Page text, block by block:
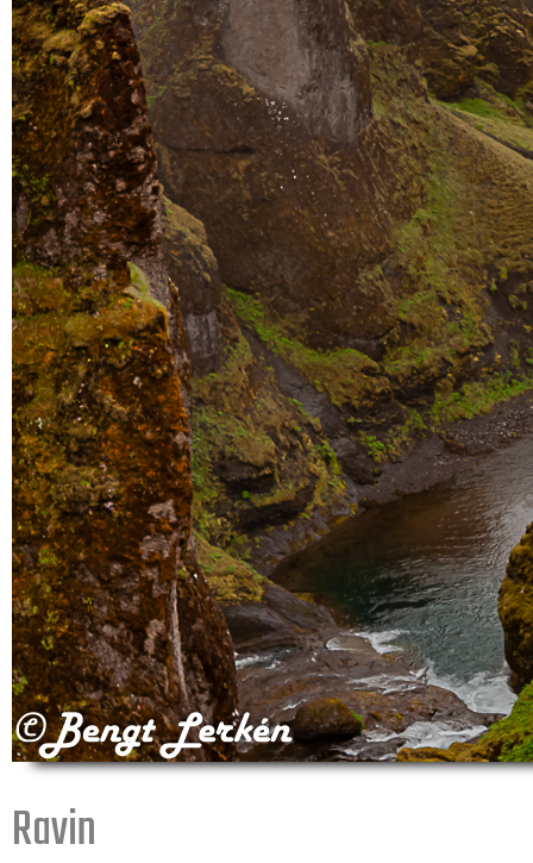
Ravin